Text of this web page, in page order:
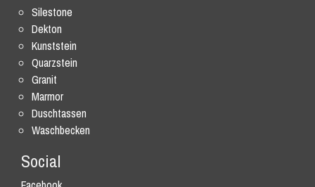
Silestone
Dekton
Kunststein
Quarzstein
Granit
Marmor
Duschtassen
Waschbecken
Social